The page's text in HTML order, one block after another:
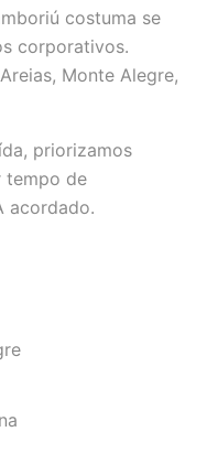
costuma se
corporativos.
Monte Alegre,
priorizamos
tempo de
acordado.